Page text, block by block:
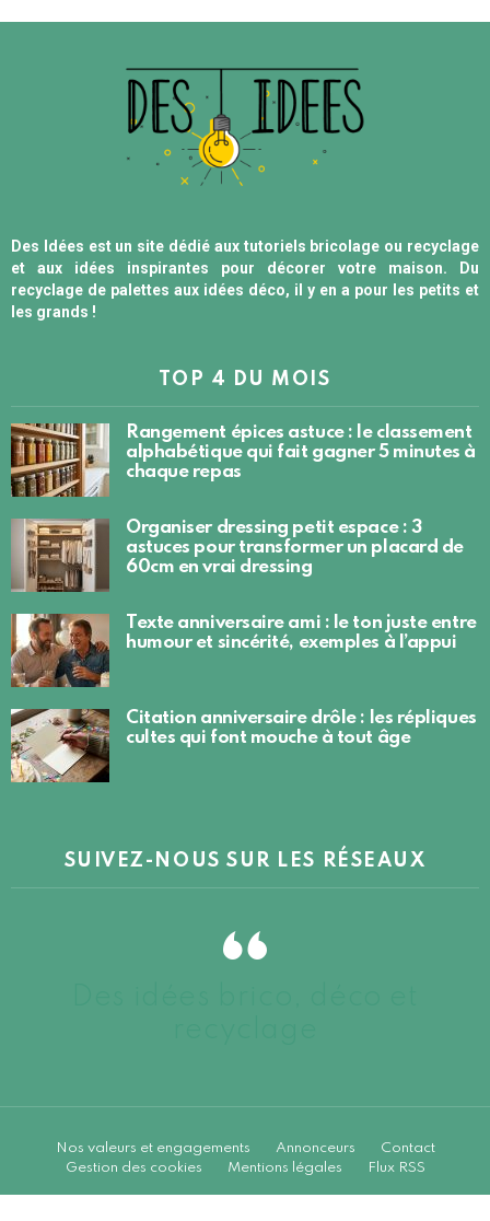
Des Idées est un site dédié aux tutoriels bricolage ou recyclage
et aux idées inspirantes pour décorer votre maison. Du
recyclage de palettes aux idées déco, il y en a pour les petits et
les grands !
TOP 4 DU MOIS
Rangement épices astuce : le classement
alphabétique qui fait gagner 5 minutes à
chaque repas
Organiser dressing petit espace : 3
astuces pour transformer un placard de
60cm en vrai dressing
Texte anniversaire ami : le ton juste entre
humour et sincérité, exemples à l’appui
Citation anniversaire drôle : les répliques
cultes qui font mouche à tout âge
SUIVEZ-NOUS SUR LES RÉSEAUX
Nos valeurs et engagements Annonceurs
Contact
Gestion des cookies
Mentions légales Flux RSS